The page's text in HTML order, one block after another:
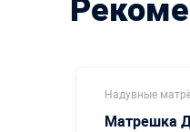
Надувные
Матрешка